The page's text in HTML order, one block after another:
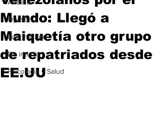
Análisis
Opinión
Información
De interés
Psicología y Salud
Mundo: Llegó a
Maiquetía otro grupo
de repatriados desde
EE.UU